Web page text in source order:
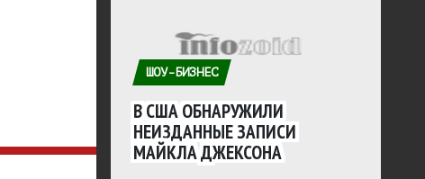
ШОУ-БИЗНЕС
В США ОБНАРУЖИЛИ
НЕИЗДАННЫЕ ЗАПИСИ
МАЙКЛА ДЖЕКСОНА